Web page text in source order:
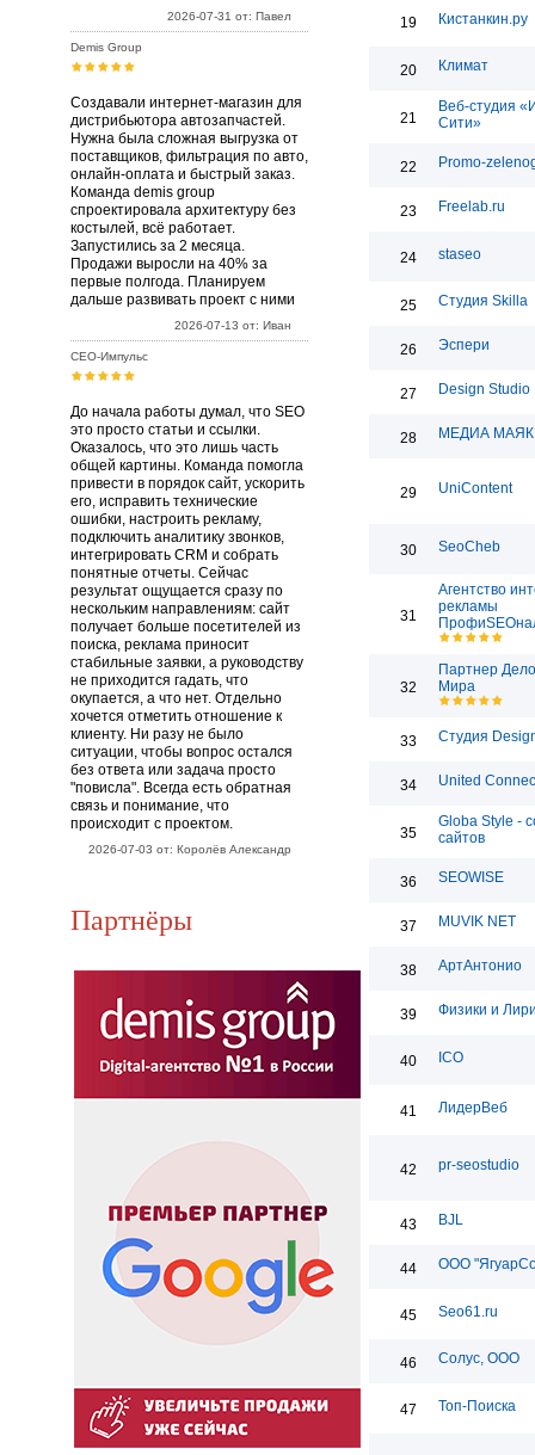
2026-07-31 от: Павел
Demis Group
Создавали интернет-магазин для
дистрибьютора автозапчастей.
Нужна была сложная выгрузка от
поставщиков, фильтрация по авто,
онлайн-оплата и быстрый заказ.
Команда demis group
спроектировала архитектуру без
костылей, всё работает.
Запустились за 2 месяца.
Продажи выросли на 40% за
первые полгода. Планируем
дальше развивать проект с ними
2026-07-13 от: Иван
СЕО-Импульс
До начала работы думал, что SEO
это просто статьи и ссылки.
Оказалось, что это лишь часть
общей картины. Команда помогла
привести в порядок сайт, ускорить
его, исправить технические
ошибки, настроить рекламу,
подключить аналитику звонков,
интегрировать CRM и собрать
понятные отчеты. Сейчас
результат ощущается сразу по
нескольким направлениям: сайт
получает больше посетителей из
поиска, реклама приносит
стабильные заявки, а руководству
не приходится гадать, что
окупается, а что нет. Отдельно
хочется отметить отношение к
клиенту. Ни разу не было
ситуации, чтобы вопрос остался
без ответа или задача просто
"повисла". Всегда есть обратная
связь и понимание, что
происходит с проектом.
2026-07-03 от: Королёв Александр
Партнёры
19 Кистанкин.ру
20 Климат
21
Веб-студия
Сити»
22 Promo-
23 Freelab.ru
24 staseo
25 Студия Skilla
26 Эспери
27 Design Studio
28 МЕДИА МАЯК
29 UniContent
30 SeoCheb
31
Агентство
рекламы
32
Партнер
Мира
33 Студия
34 United
35
Globa Style -
сайтов
36 SEOWISE
37 MUVIK NET
38 АртАнтонио
39 Физики и
40 ICO
41 ЛидерВеб
42 pr-seostudio
43 BJL
44 ООО
45 Seo61.ru
46 Солус, ООО
47 Топ-Поиска